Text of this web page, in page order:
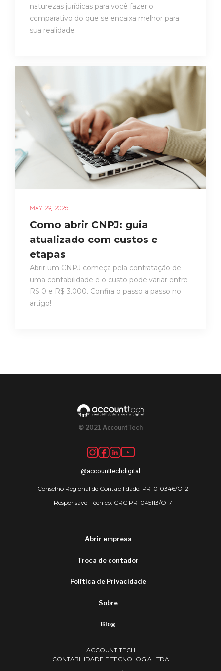
naturezas jurídicas para você fazer o
comparativo do que se encaixa melhor para
sua realidade.
MAY 29, 2026
Como abrir CNPJ: guia
atualizado com custos e
etapas
Abrir um CNPJ começa pela contratação de
uma contabilidade e o custo pode variar entre
R$ 0 e R$ 3.000. Confira o passo a passo no
artigo!
© 2021 AccountTech
@accounttechdigital
– Conselho Regional de Contabilidade: PR-010346/O-2
– Responsável Técnico: CRC PR-045113/O-7
Abrir empresa
Troca de contador
Política de Privacidade
Sobre
Blog
ACCOUNT TECH
CONTABILIDADE E TECNOLOGIA LTDA